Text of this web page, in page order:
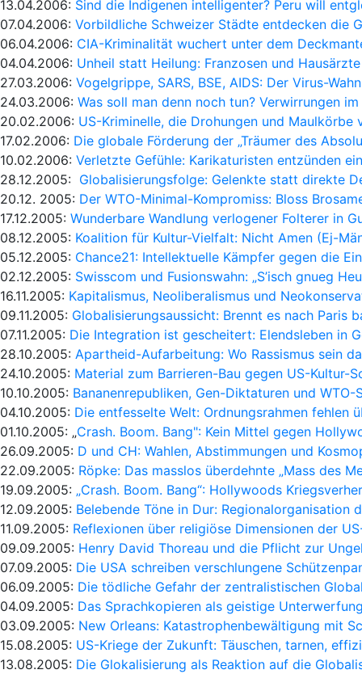
13.04.2006: Sind die Indigenen intelligenter? Peru will
07.04.2006: Vorbildliche Schweizer Städte entdecken die
06.04.2006: CIA-Kriminalität wuchert unter dem
04.04.2006: Unheil statt Heilung: Franzosen und
27.03.2006: Vogelgrippe, SARS, BSE, AIDS: Der Virus-
24.03.2006: Was soll man denn noch tun? Verwirrungen
20.02.2006: US-Kriminelle, die Drohungen und Maulkörbe
17.02.2006: Die globale Förderung der „Träumer des
10.02.2006: Verletzte Gefühle: Karikaturisten entzünden
28.12.2005: Globalisierungsfolge: Gelenkte statt direkte
20.12. 2005: Der WTO-Minimal-Kompromiss: Bloss
17.12.2005: Wunderbare Wandlung verlogener Folterer in
08.12.2005: Koalition für Kultur-Vielfalt: Nicht Amen (Ej-
05.12.2005: Chance21: Intellektuelle Kämpfer gegen die
02.12.2005: Swisscom und Fusionswahn: „S’isch gnueg
16.11.2005: Kapitalismus, Neoliberalismus und
09.11.2005: Globalisierungsaussicht: Brennt es nach Paris
07.11.2005: Die Integration ist gescheitert: Elendsleben in
28.10.2005: Apartheid-Aufarbeitung: Wo Rassismus sein
24.10.2005: Material zum Barrieren-Bau gegen US-Kultur-
10.10.2005: Bananenrepubliken, Gen-Diktaturen und WTO-
04.10.2005: Die entfesselte Welt: Ordnungsrahmen fehlen
01.10.2005: „Crash. Boom. Bang": Kein Mittel gegen
26.09.2005: D und CH: Wahlen, Abstimmungen und
22.09.2005: Röpke: Das masslos überdehnte „Mass des
19.09.2005: „Crash. Boom. Bang“: Hollywoods
12.09.2005: Belebende Töne in Dur: Regionalorganisation
11.09.2005: Reflexionen über religiöse Dimensionen der
09.09.2005: Henry David Thoreau und die Pflicht zur
07.09.2005: Die USA schreiben verschlungene
06.09.2005: Die tödliche Gefahr der zentralistischen
04.09.2005: Das Sprachkopieren als geistige
03.09.2005: New Orleans: Katastrophenbewältigung mit
15.08.2005: US-Kriege der Zukunft: Täuschen, tarnen,
13.08.2005: Die Glokalisierung als Reaktion auf die